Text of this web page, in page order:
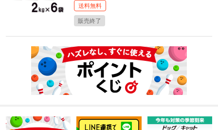
送料無料
販売終了